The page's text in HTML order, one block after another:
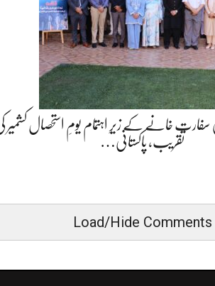
سفارت خانے کے زیرِ اہتمام یومِ استحصال کشمیر
تقریب، پاکستانی…
Load/Hide Comments